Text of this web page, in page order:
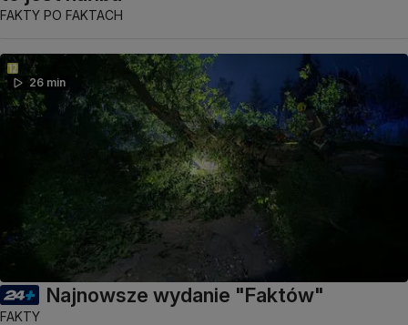
FAKTY PO FAKTACH
26 min
Najnowsze wydanie "Faktów"
FAKTY